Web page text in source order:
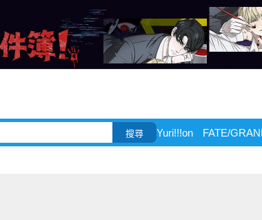
搜尋 Yuri!!!on FATE/